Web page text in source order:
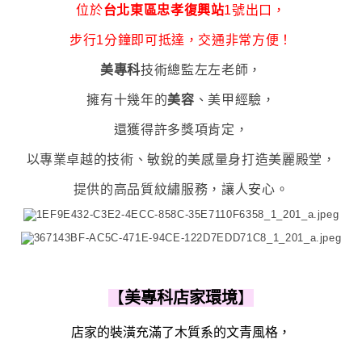
位於台北東區忠孝復興站1號出口，
步行1分鐘即可抵達，交通非常方便 ！
美專科技術總監左左老師，
擁有十幾年的美容 、美甲經驗，
還獲得許多獎項肯定，
以專業卓越的技術、敏銳的美感量身打造美麗殿堂，
提供的高品質紋繡服務 ，讓人安心。
【美專科店家環境】
店家的裝潢充滿了木質系的文青風格，